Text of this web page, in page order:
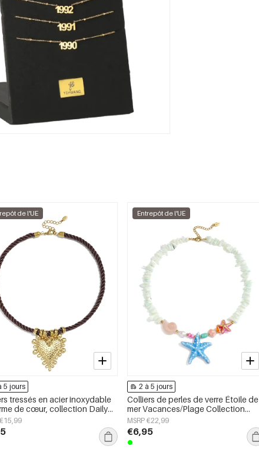
de l'UE
5 jours
tressés en acier inoxydable
de cœur, collection Daily
bijoux pour femmes
Entrepôt de l'UE
2 à 5 jours
Colliers de perles de verre Étoile de
mer Vacances/Plage Collection
romantique Bijoux pour femmes
MSRP €22,99
€6,95